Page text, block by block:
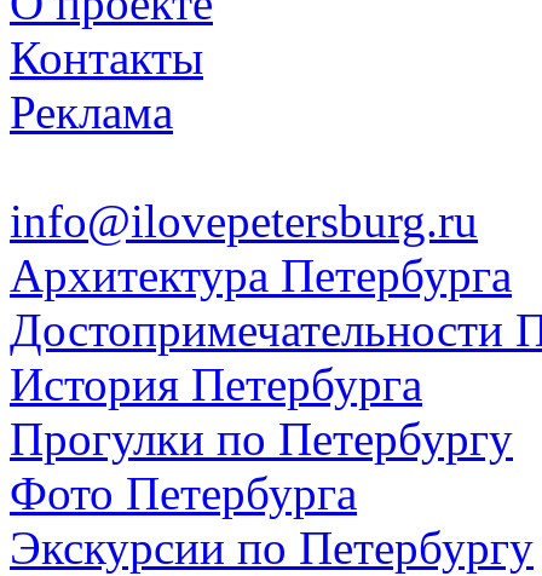
Контакты
Реклама
info@ilovepetersburg.ru
Архитектура Петербурга
Достопримечательности
История Петербурга
Прогулки по Петербургу
Фото Петербурга
Экскурсии по Петербургу